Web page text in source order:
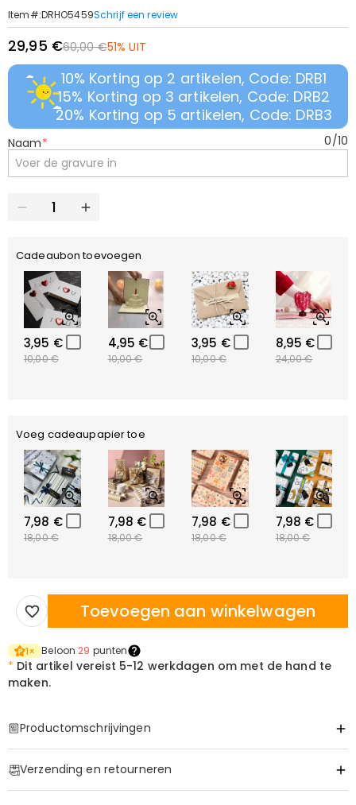
Item#:DRHO5459Schrijf een review
29,95 €60,00 €51% UIT
10% Korting op 2 artikelen, Code: DRB1
15% Korting op 3 artikelen, Code: DRB2
20% Korting op 5 artikelen, Code: DRB3
Naam* 0/10
Cadeaubon toevoegen
3,95 €
10,00 €
4,95 €
10,00 €
3,95 €
10,00 €
8,95 €
24,00 €
Voeg cadeaupapier toe
7,98 €
18,00 €
7,98 €
18,00 €
7,98 €
18,00 €
7,98 €
18,00 €
Toevoegen aan winkelwagen
1× Beloon 29 punten
* Dit artikel vereist 5-12 werkdagen om met de hand te
maken.
Productomschrijvingen
Verzending en retourneren